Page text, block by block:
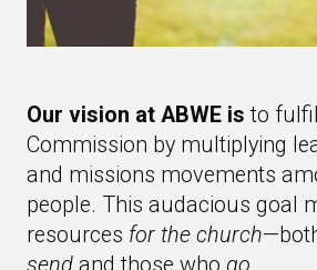
Our vision at ABWE isto
Commission by multiplying
and missions movements
people. This audacious goal
resources for the church